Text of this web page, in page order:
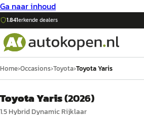
Ga naar inhoud
1.841erkende dealers
Home›Occasions›Toyota›Toyota Yaris
Toyota Yaris(2026)
1.5 Hybrid Dynamic Rijklaar